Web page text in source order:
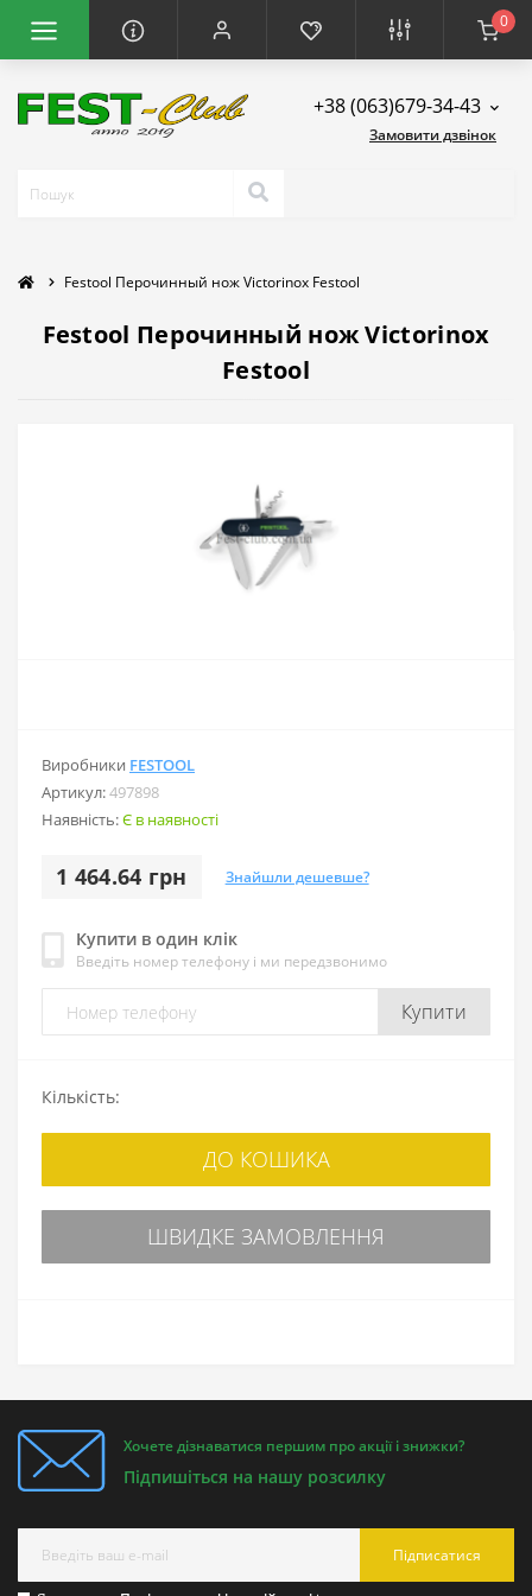
0
+38 (063)679-34-43
Замовити дзвінок
Festool Перочинный нож Victorinox Festool
Festool Перочинный нож Victorinox
Festool
Виробники FESTOOL
Артикул:497898
Наявність:Є в наявності
1 464.64 грн Знайшли дешевше?
Купити в один клік
Введіть номер телефону і ми передзвонимо
Купити
Кількість:
ДО КОШИКА
ШВИДКЕ ЗАМОВЛЕННЯ
Хочете дізнаватися першим про акції і знижки?
Підпишіться на нашу розсилку
Підписатися